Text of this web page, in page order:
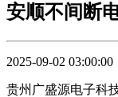
安顺不间断
2025-09-02 03:00:00
贵州广盛源电子科